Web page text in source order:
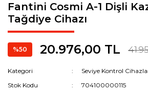
Fantini Cosmi A-1 Dişli
Tağdiye Cihazı
%50 20.976,00 TL
Kategori
Seviye Kontrol
Stok Kodu
704100000115